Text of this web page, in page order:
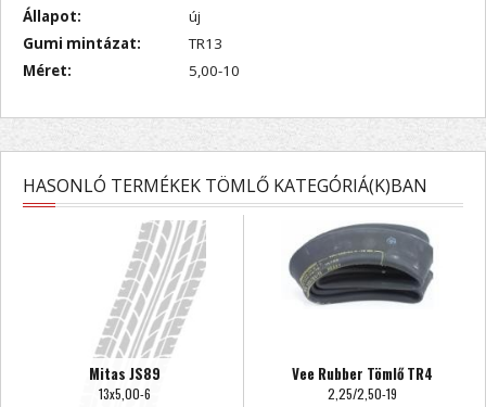
Állapot:
új
Gumi mintázat:
TR13
Méret:
5,00-10
HASONLÓ TERMÉKEK TÖMLŐ KATEGÓRIÁ(K)BAN
Mitas JS89
13x5,00-6
Vee Rubber Tömlő TR4
2,25/2,50-19